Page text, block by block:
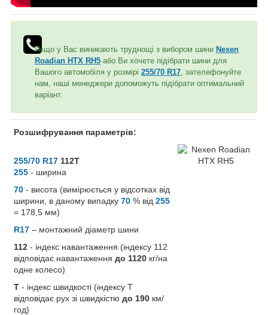
Якщо у Вас виникають труднощі з вибором шини Nexen
Roadian HTX RH5 або Ви хочете підібрати шини для
Вашого автомобіля у розмірі 255/70 R17 , зателефонуйте
нам, наші менеджери допоможуть підібрати оптимальний
варіант.
Розшифрування параметрів:
255/70 R17 112T
255 - ширина
70 - висота (вимірюється у відсотках від
ширини, в даному випадку 70 % від 255
= 178,5 мм)
R17 – монтажний діаметр шини
112 - індекс навантаження (індексу 112
відповідає навантаження до 1120 кг/на
одне колесо)
T - індекс швидкості (індексу T
відповідає рух зі швидкістю до 190 км/
год)